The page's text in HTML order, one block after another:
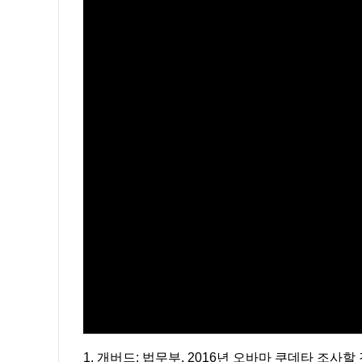
1. 개버드: 법무부, 2016년 오바마 쿠데타 조사할